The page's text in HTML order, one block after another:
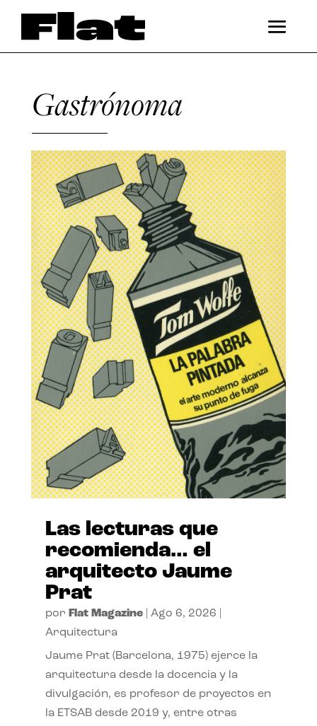
Gastrónoma
Las lecturas que
recomienda… el
arquitecto Jaume
Prat
por Flat Magazine| Ago 6, 2026
Arquitectura
Jaume Prat (Barcelona, 1975) ejerce la
arquitectura desde la docencia y la
divulgación, es profesor de proyectos en
la ETSAB desde 2019 y, entre otras